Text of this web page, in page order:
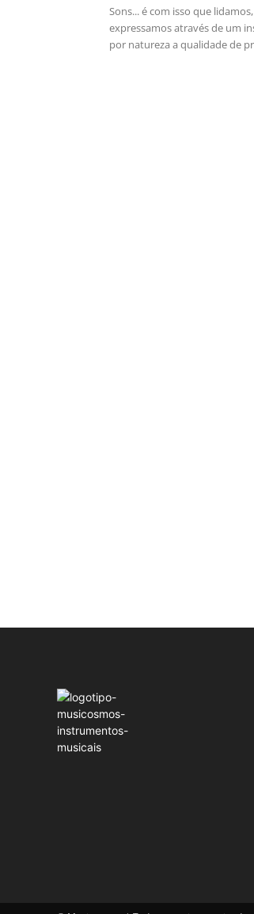
Sons... é com isso que
expressamos através de um
por natureza a qualidade de